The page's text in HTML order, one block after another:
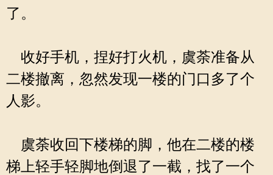
了。
收好手机，捏好打火机，虞荼准备从
二楼撤离，忽然发现一楼的门口多了个
人影。
虞荼收回下楼梯的脚，他在二楼的楼
梯上轻手轻脚地倒退了一截，找了一个